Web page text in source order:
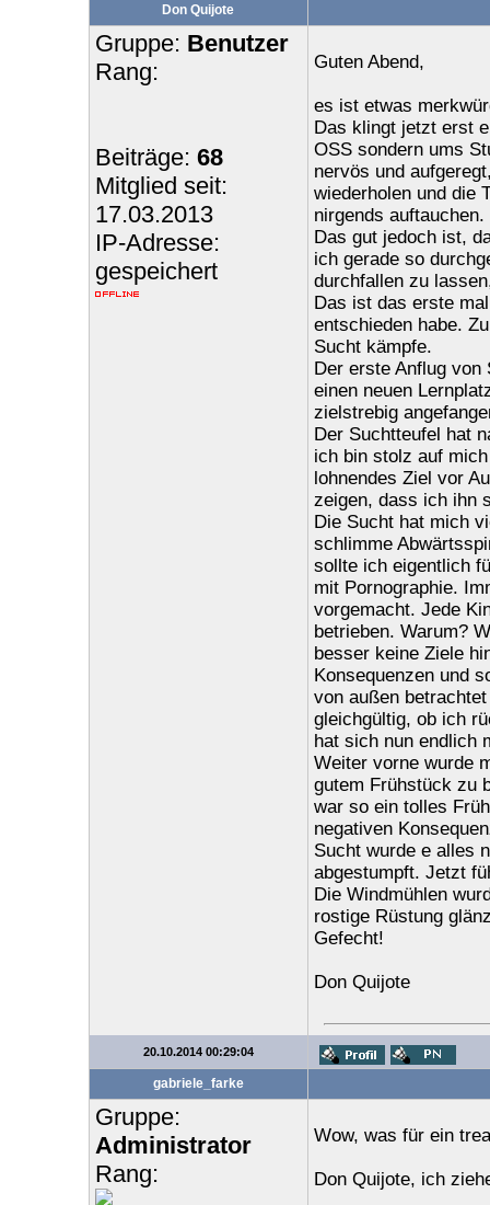
Don Quijote
Gruppe: Benutzer
Rang:
Beiträge: 68
Mitglied seit:
17.03.2013
IP-Adresse:
gespeichert
Guten Abend,
es ist etwas
Das klingt jetzt erst
OSS sondern ums
nervös und
wiederholen und die
nirgends auftauchen.
Das gut jedoch ist,
ich gerade so
durchfallen zu
Das ist das erste
entschieden habe.
Sucht kämpfe.
Der erste Anflug
einen neuen
zielstrebig
Der Suchtteufel hat
ich bin stolz auf
lohnendes Ziel vor
zeigen, dass ich ihn
Die Sucht hat mich
schlimme
sollte ich eigentlich
mit Pornographie.
vorgemacht. Jede
betrieben. Warum?
besser keine Ziele
Konsequenzen und
von außen
gleichgültig, ob ich
hat sich nun endlich
Weiter vorne wurde
gutem Frühstück zu
war so ein tolles
negativen
Sucht wurde e alles
abgestumpft. Jetzt
Die Windmühlen
rostige Rüstung
Gefecht!
Don Quijote
20.10.2014 00:29:04
gabriele_farke
Gruppe:
Administrator
Rang:
Wow, was für ein
Don Quijote, ich